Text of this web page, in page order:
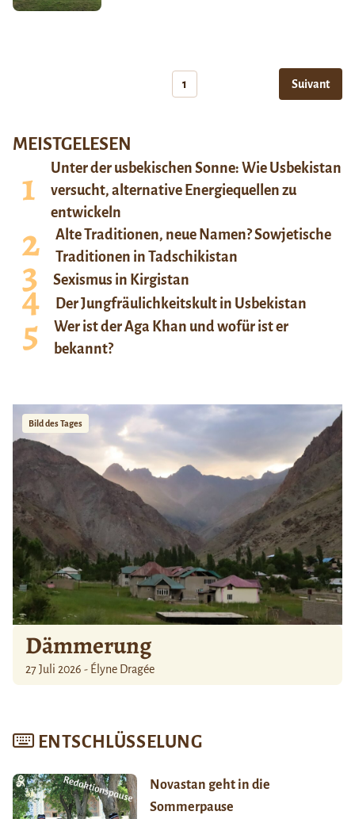
1 Suivant
MEISTGELESEN
Unter der usbekischen Sonne: Wie Usbekistan
versucht, alternative Energiequellen zu
entwickeln
Alte Traditionen, neue Namen? Sowjetische
Traditionen in Tadschikistan
Sexismus in Kirgistan
Der Jungfräulichkeitskult in Usbekistan
Wer ist der Aga Khan und wofür ist er
bekannt?
Bild des Tages
Dämmerung
27 Juli 2026 - Élyne Dragée
ENTSCHLÜSSELUNG
Novastan geht in die
Sommerpause